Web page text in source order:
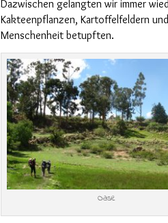
Dazwischen gelangten wir immer
Kakteenpflanzen, Kartoffelfeldern
Menschenheit betupften.
Oase